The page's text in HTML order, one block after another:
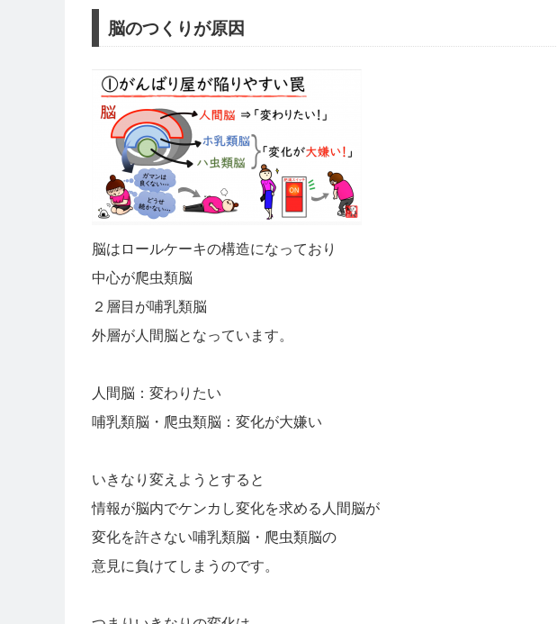
脳のつくりが原因
脳はロールケーキの構造になっており
中心が爬虫類脳
２層目が哺乳類脳
外層が人間脳となっています。
人間脳：変わりたい
哺乳類脳・爬虫類脳：変化が大嫌い
いきなり変えようとすると
情報が脳内でケンカし変化を求める人間脳が
変化を許さない哺乳類脳・爬虫類脳の
意見に負けてしまうのです。